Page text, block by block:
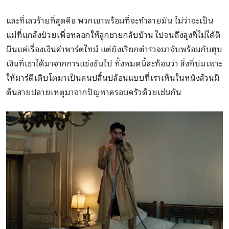
และที่เลวร้ายที่สุดคือ พวกเขาพร้อมที่จะทำลายมัน ไม่ว่าจะเป็น
แม่ที่แกล้งป่วยเพื่อหลอกให้ลูกชายกลับบ้าน ไปจนถึงลุงที่ไม่ได้ตี
มึนแค่เรื่องเงินค่าพาร์ตไทม์ แต่ยังเรียกตำรวจมาจับพร้อมกับฮุบ
เงินที่เขาได้มาจากการแข่งขันไป ทั้งหมดนี้สะท้อนว่า สิ่งที่บ่มเพาะ
ให้มาร์ตีเติบโตมาเป็นคนปลิ้นปล้อนแบบที่เราเห็นในหนังล้วนมี
ต้นสายปลายเหตุมาจากปัญหาครอบครัวด้วยเช่นกัน